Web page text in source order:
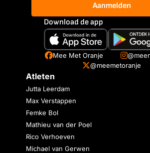
Aanmelden
Download de app
Mee Met Oranje
@meemetoranje
Atleten
Jutta Leerdam
Max Verstappen
Femke Bol
Mathieu van der Poel
Rico Verhoeven
Michael van Gerwen